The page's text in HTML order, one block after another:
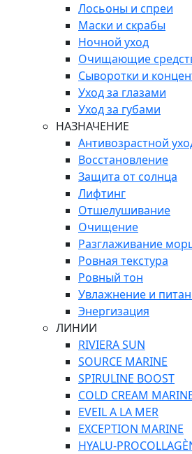
Лосьоны и спреи
Маски и скрабы
Ночной уход
Очищающие
Сыворотки и
Уход за глазами
Уход за губами
НАЗНАЧЕНИЕ
Антивозрастной
Восстановление
Защита от солнца
Лифтинг
Отшелушивание
Очищение
Разглаживание
Ровная текстура
Ровный тон
Увлажнение и
Энергизация
ЛИНИИ
RIVIERA SUN
SOURCE MARINE
SPIRULINE BOOST
COLD CREAM
EVEIL A LA MER
EXCEPTION MARINE
HYALU-